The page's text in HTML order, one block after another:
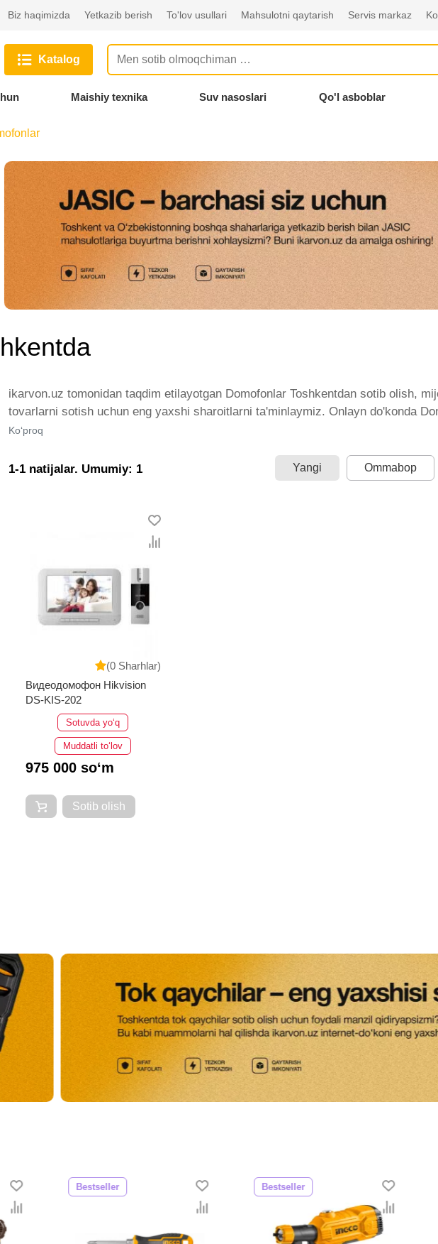
Biz haqimizda Yetkazib berish To'lov usullari Mahsulotni qaytarish Servis markaz
Katalog
Maishiy texnika Suv nasoslari Qo'l asboblar
ikarvon.uz tomonidan taqdim etilayotgan Domofonlar Toshkentdan sotib olish,
tovarlarni sotish uchun eng yaxshi sharoitlarni ta'minlaymiz. Onlayn do'konda
tomonidan taqdim etilgan bo'lib, ularning ro'yxati doimiy ravishda kengayib
bu eng keng narxlar oralig'i. Va bu yerda Domofonlar toifasidagi har bir element
Ko‘proq
1-1 natijalar. Umumiy: 1 Yangi Ommabop
(0 Sharhlar)
Видеодомофон Hikvision
DS-KIS-202
Sotuvda yo‘q
Muddatli to‘lov
975 000 so‘m
Sotib olish